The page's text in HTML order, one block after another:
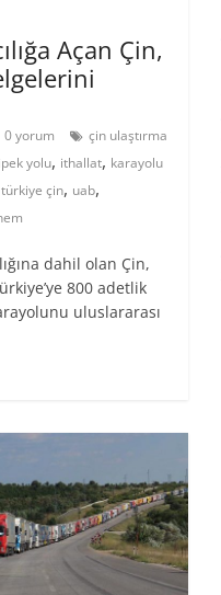
Açan Çin,
0 yorum
çin ulaştırma
ipek yolu, ithallat, karayolu
türkiye çin, uab,
dahil olan Çin,
800 adetlik
uluslararası